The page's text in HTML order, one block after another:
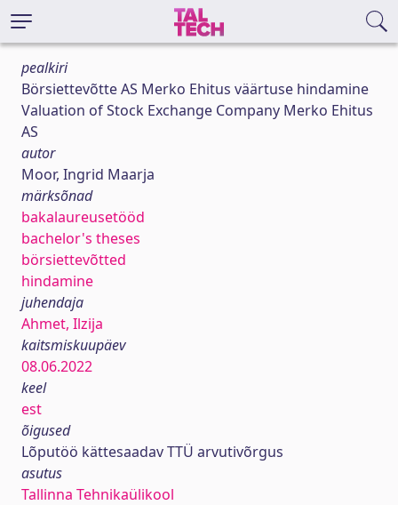
pealkiri
Börsiettevõtte AS Merko Ehitus väärtuse hindamine
Valuation of Stock Exchange Company Merko Ehitus
AS
autor
Moor, Ingrid Maarja
märksõnad
bakalaureusetööd
bachelor's theses
börsiettevõtted
hindamine
juhendaja
Ahmet, Ilzija
kaitsmiskuupäev
08.06.2022
keel
est
õigused
Lõputöö kättesaadav TTÜ arvutivõrgus
asutus
Tallinna Tehnikaülikool